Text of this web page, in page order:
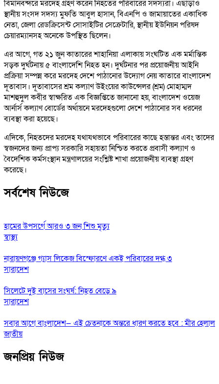
বিমানবন্দরে মরদেহ গ্রহণ করেন নিহতের পরিবারের সদস্যরা। এছাড়াও
স্থানীয় সংসদ সদস্য মুফতি আবুল হাসান, বিএনপি ও জামায়াতের একাধিক
নেতা, জেলা রেডক্রিসেন্ট সোসাইটির সেক্রেটারি, স্থানীয় ইউনিয়ন পরিষদ
চেয়ারম্যানসহ অনেকে উপস্থিত ছিলেন।
এর আগে, গত ২১ জুন কাতারের শাহানিয়া এলাকায় সংঘটিত এক মর্মান্তিক
সড়ক দুর্ঘটনায় ৫ বাংলাদেশি নিহত হন। দুর্ঘটনার পর প্রয়োজনীয় আইনি
প্রক্রিয়া সম্পন্ন করে মরদেহ দেশে পাঠানোর উদ্যোগ নেয় কাতারে বাংলাদেশ
দূতাবাস। দূতাবাসের শ্রম কল্যাণ উইংয়ের কাউন্সেলর (শ্রম) মোহাম্মদ
মাশহুদুল কবীর স্বাক্ষরিত এক বিজ্ঞপ্তিতে জানানো হয়, বাংলাদেশ ওয়েজ
আর্নার্স কল্যাণ বোর্ডের অর্থায়নে মরদেহগুলো দেশে পাঠানোর সব ধরনের
ব্যবস্থা করা হয়েছে।
এদিকে, নিহতদের মরদেহ যথাযথভাবে পরিবারের কাছে হস্তান্তর এবং তাদের
স্বজনদের জন্য প্রাপ্য সরকারি সহায়তা নিশ্চিত করতে প্রবাসী কল্যাণ ও
বৈদেশিক কর্মসংস্থান মন্ত্রণালয়ের সংশ্লিষ্ট শাখা প্রয়োজনীয় ব্যবস্থা গ্রহণ
করেছে।
সর্বশেষ নিউজে
হামের উপসর্গে আরও ৩ জন শিশু মৃত্যু
স্বাস্থ্য
নারায়ণগঞ্জে গ্যাস লিকেজ বিস্ফোরণে একই পরিবারের দগ্ধ ৩
সারাদেশ
সিলেটে দুই বাসের সংঘর্ষ: নিহত বেড়ে ৯
সারাদেশ
সবার আগে বাংলাদেশ— এই চেতনাকে অন্তরে ধারণ করতে হবে : মীর হেলাল
জাতীয়
জনপ্রিয় নিউজ